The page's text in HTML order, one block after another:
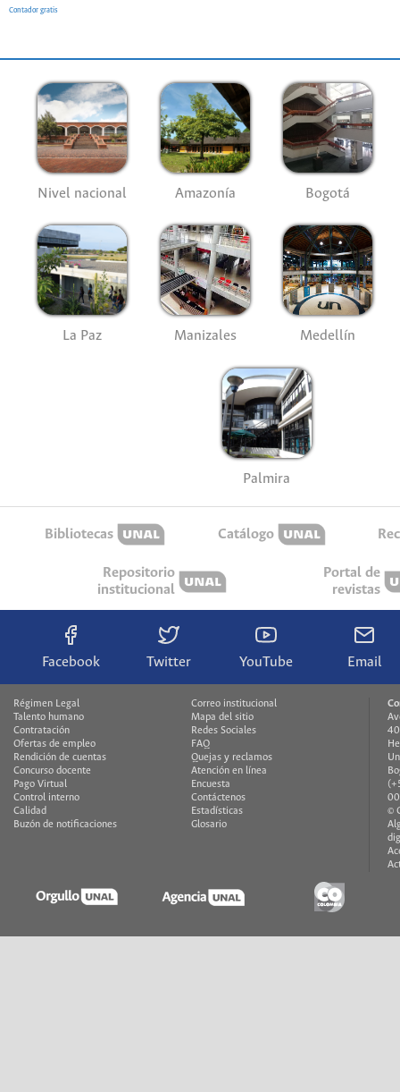
Contador gratis
Nivel nacional Amazonía Bogotá
La Paz Manizales Medellín
Palmira
Bibliotecas Catálogo
Repositorio
institucional
Portal de
revistas
Facebook Twitter YouTube Email
Régimen Legal
Talento humano
Contratación
Ofertas de empleo
Rendición de cuentas
Concurso docente
Pago Virtual
Control interno
Calidad
Buzón de notificaciones
Correo institucional
Mapa del sitio
Redes Sociales
FAQ
Quejas y reclamos
Atención en línea
Encuesta
Contáctenos
Estadísticas
Glosario
©